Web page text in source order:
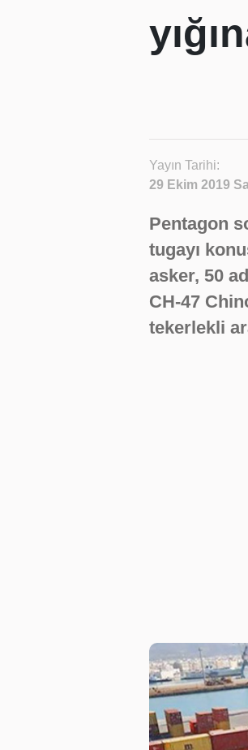
Yayın Tarihi:
29 Ekim 2019
Pentagon
tugayı
asker, 50
CH-47
tekerlekli